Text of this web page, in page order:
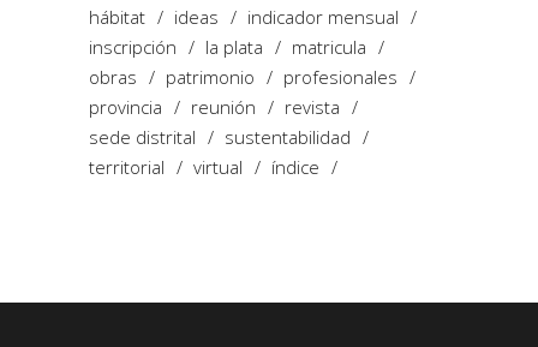
hábitat
ideas
indicador mensual
inscripción
la plata
matricula
obras
patrimonio
profesionales
provincia
reunión
revista
sede distrital
sustentabilidad
territorial
virtual índice